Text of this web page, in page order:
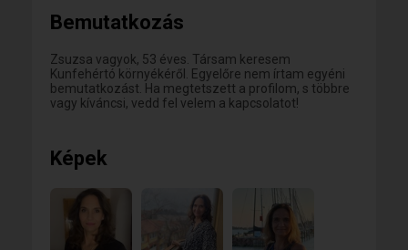
Bemutatkozás
Zsuzsa vagyok, 53 éves. Társam keresem
Kunfehértó környékéről. Egyelőre nem írtam egyéni
bemutatkozást. Ha megtetszett a profilom, s többre
vagy kíváncsi, vedd fel velem a kapcsolatot!
Képek